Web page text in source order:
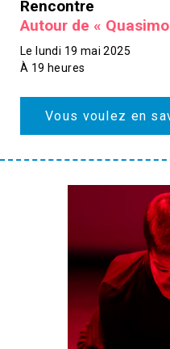
Rencontre
Autour de «
Le lundi 19 mai 2025
À 19 heures
Vous voulez en